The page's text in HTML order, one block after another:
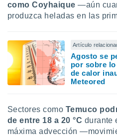
como Coyhaique —aún
produzca heladas en las
Artículo
Agosto se
por sobre
de calor
Meteored
Sectores como Temuco
de entre 18 a 20 °C durante
máxima advección